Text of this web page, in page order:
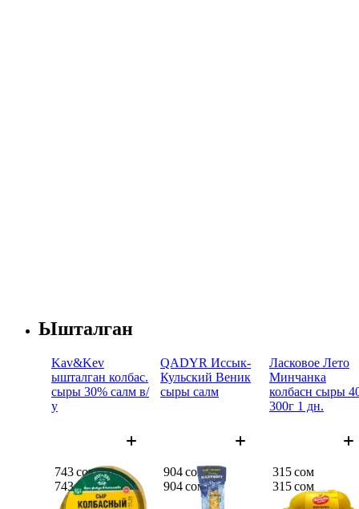
Ышталган
Kav&Kev
ышталган колбас.
сыры 30% салм в/
у
743 сом/кг
743 сом/кг
QADYR Иссык-
Кульский Веник
сыры салм
904 сом/кг
904 сом/кг
Ласковое Лето
Минчанка
колбасн сыры
300г 1 дн.
315 сом
315 сом